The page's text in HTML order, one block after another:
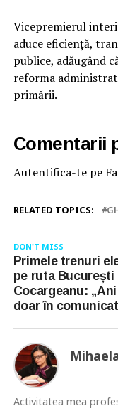
Vicepremierul
aduce eficienţă,
publice, adăugând
reforma
primării.
Comentarii
Autentifica-te pe
RELATED TOPICS:
DON'T MISS
Primele trenuri
pe ruta
Cocargeanu:
doar în
Activitatea mea